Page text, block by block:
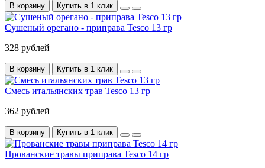
В корзину Купить в 1 клик
Сушеный орегано - приправа Tesco 13 гр
328 рублей
В корзину Купить в 1 клик
Смесь итальянских трав Tesco 13 гр
362 рублей
В корзину Купить в 1 клик
Прованские травы приправа Tesco 14 гр